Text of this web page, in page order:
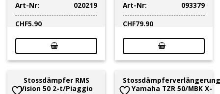
Art-Nr:
020219
CHF5.90
Art-Nr:
093379
CHF79.90
Stossdämpfer RMS
Vision 50 2-t/Piaggio
Yamaha TZR 50/MBK X-